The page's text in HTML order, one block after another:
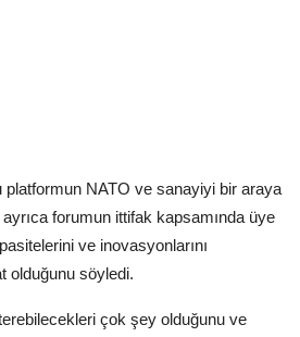
platformun NATO ve sanayiyi bir araya
forumun ittifak kapsamında üye
ve inovasyonlarını
olduğunu söyledi.
çok şey olduğunu ve